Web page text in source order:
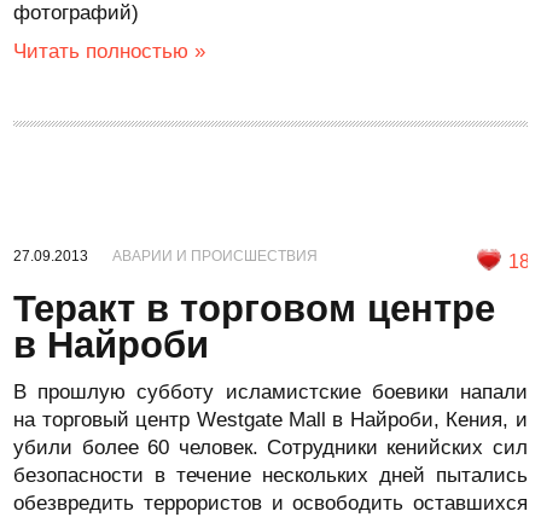
фотографий)
Читать полностью »
27.09.2013 АВАРИИ И ПРОИСШЕСТВИЯ 18
Теракт в торговом центре
в Найроби
В прошлую субботу исламистские боевики напали
на торговый центр Westgate Mall в Найроби, Кения, и
убили более 60 человек. Сотрудники кенийских сил
безопасности в течение нескольких дней пытались
обезвредить террористов и освободить оставшихся